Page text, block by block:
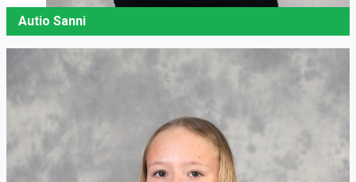
Autio Sanni